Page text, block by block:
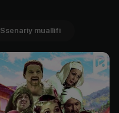
Ssenariy muallifi